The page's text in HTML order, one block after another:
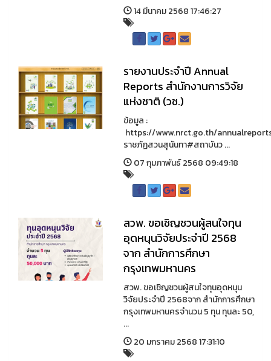
14 มีนาคม 2568 17:46:27
รายงานประจำปี Annual
Reports สำนักงานการวิจัย
แห่งชาติ (วช.)
ข้อมูล :
https://www.nrct.go.th/
ราชภัฏสวนสุนันทา#สถาบันว ...
07 กุมภาพันธ์ 2568 09:49:18
สวพ. ขอเชิญชวนผู้สนใจทุน
อุดหนุนวิจัยประจำปี 2568
จาก สำนักการศึกษา
กรุงเทพมหานคร
สวพ. ขอเชิญชวนผู้สนใจทุนอุดหนุน
วิจัยประจำปี 2568จาก สำนักการศึกษา
กรุงเทพมหานครจำนวน 5 ทุน ทุนละ 50,
...
20 มกราคม 2568 17:31:10